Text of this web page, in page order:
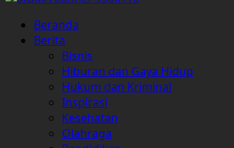
Primary
Menu
Beranda
Berita
Bisnis
Hiburan dan Gaya Hidup
Hukum dan Kriminal
Inspirasi
Kesehatan
Olahraga